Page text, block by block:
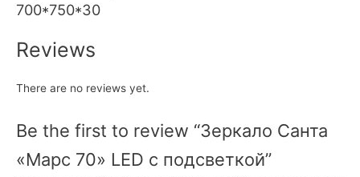
700*750*30
Reviews
There are no reviews yet.
Be the first to review “Зеркало Санта
«Марс 70» LED с подсветкой”